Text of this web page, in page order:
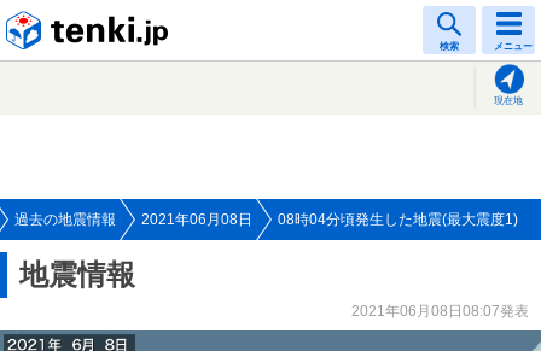
検索 メニュー
現在地
過去の地震情報 2021年06月08日 08時04分頃発生した地震(最大震度1)
地震情報
2021年06月08日08:07発表